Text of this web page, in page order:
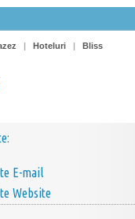
| Hoteluri | Bliss
E-mail
Website